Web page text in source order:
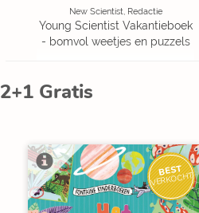
New Scientist, Redactie
Young Scientist Vakantieboek
- bomvol weetjes en puzzels
2+1 Gratis
BEST
VERKOCHT